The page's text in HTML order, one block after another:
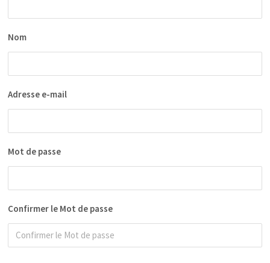
Nom
Adresse e-mail
Mot de passe
Confirmer le Mot de passe